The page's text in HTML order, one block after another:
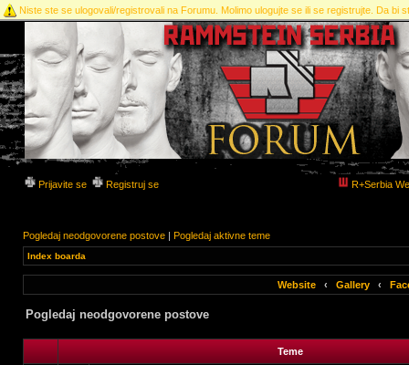
Niste ste se ulogovali/registrovali na Forumu. Molimo ulogujte se ili se registrujte. Da bi
Prijavite se Registruj se R+Serbia
Pogledaj neodgovorene postove | Pogledaj aktivne teme
Index boarda
Website ‹ Gallery ‹
Pogledaj neodgovorene postove
Teme